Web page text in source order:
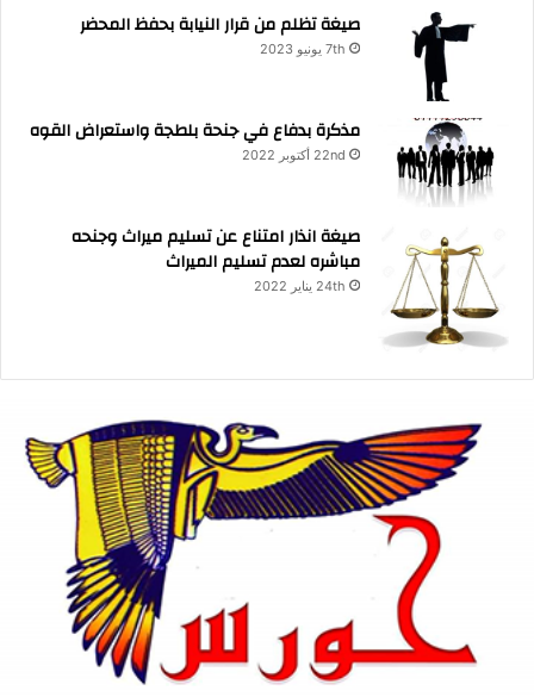
صيغة تظلم من قرار النيابة بحفظ المحضر
7th يونيو 2023
مذكرة بدفاع في جنحة بلطجة واستعراض القوه
22nd أكتوبر 2022
صيغة انذار امتناع عن تسليم ميراث وجنحه
مباشره لعدم تسليم الميراث
24th يناير 2022